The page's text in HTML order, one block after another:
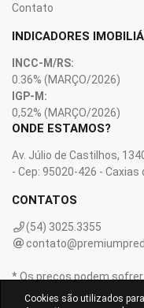
Contato
INDICADORES
INCC-M/RS:
0.36% (MARÇO/2026)
IGP-M:
0,52% (MARÇO/2026)
ONDE ESTAMOS?
Av. Júlio de Castilhos,
- Cep: 95020-426 - Caxias
CONTATOS
(54) 3025.3355
* Os preços podem
Cookies são utilizados